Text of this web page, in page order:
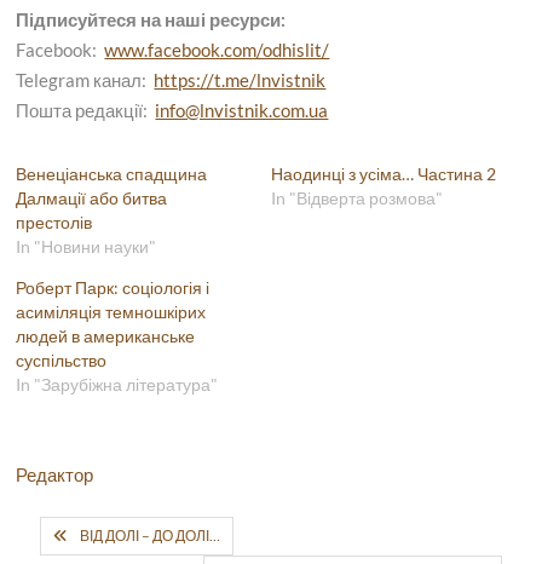
Підписуйтеся на наші ресурси:
Facebook:www.facebook.com/odhislit/
Telegram канал: https://t.me/lnvistnik
Пошта редакції: info@lnvistnik.com.ua
Венеціанська спадщина
Далмації або битва
престолів
In "Новини науки"
Наодинці з усіма… Частина 2
In "Відверта розмова"
Роберт Парк: соціологія і
асиміляція темношкірих
людей в американське
суспільство
In "Зарубіжна література"
Редактор
ВІД ДОЛІ – ДО ДОЛІ…